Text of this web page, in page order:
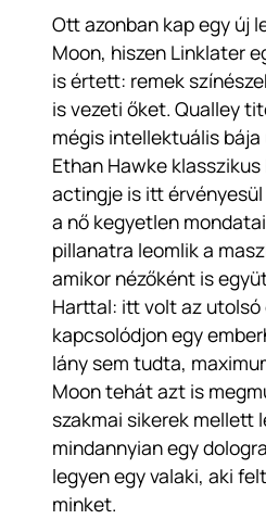
Ott azonban kap egy új
Moon, hiszen Linklater
is értett: remek
is vezeti őket. Qualley
mégis intellektuális
Ethan Hawke
actingje is itt
a nő kegyetlen
pillanatra leomlik a
amikor nézőként is
Harttal: itt volt az utolsó
kapcsolódjon egy
lány sem tudta,
Moon tehát azt is
szakmai sikerek mellett
mindannyian egy
legyen egy valaki, aki
minket.